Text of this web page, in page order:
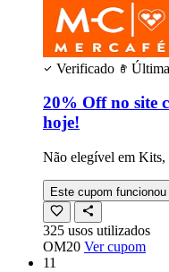
Verificado
20% Off no site
hoje!
Não elegível em Kits,
Este cupom funcionou
325 usos utilizados
OM20 Ver cupom
11